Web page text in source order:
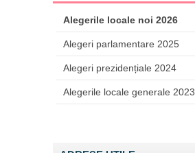
Alegerile locale noi 2026
Alegeri parlamentare 2025
Alegeri prezidențiale 2024
Alegerile locale generale 2023